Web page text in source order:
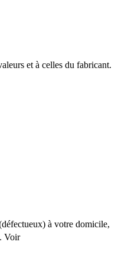
et à celles du fabricant.
à votre domicile,
. Voir